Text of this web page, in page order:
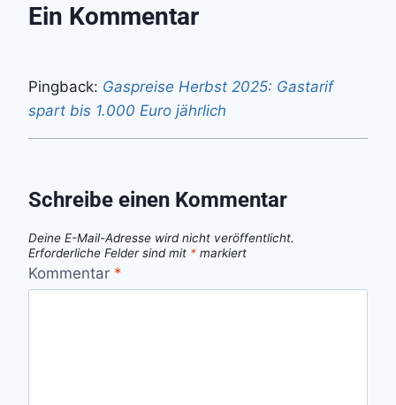
Ein Kommentar
Pingback: Gaspreise Herbst 2025: Gastarif
spart bis 1.000 Euro jährlich
Schreibe einen Kommentar
Deine E-Mail-Adresse wird nicht veröffentlicht.
Erforderliche Felder sind mit * markiert
Kommentar *